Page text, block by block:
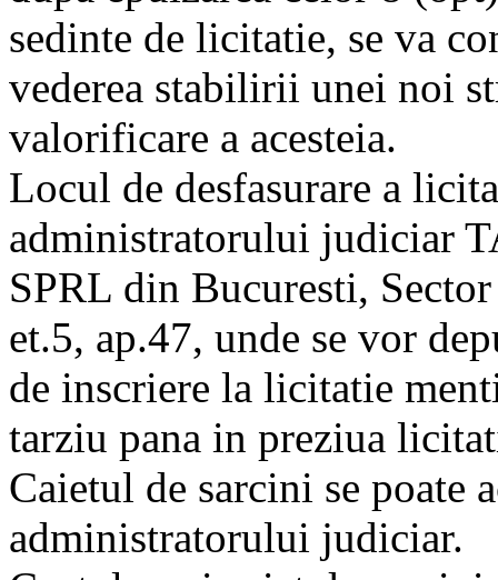
sedinte de licitatie, se va
vederea stabilirii unei noi
valorificare a acesteia.
Locul de desfasurare a
administratorului judiciar
SPRL din Bucuresti,
et.5, ap.47, unde se vor
de inscriere la licitatie
tarziu pana in preziua
Caietul de sarcini se poate
administratorului judiciar.